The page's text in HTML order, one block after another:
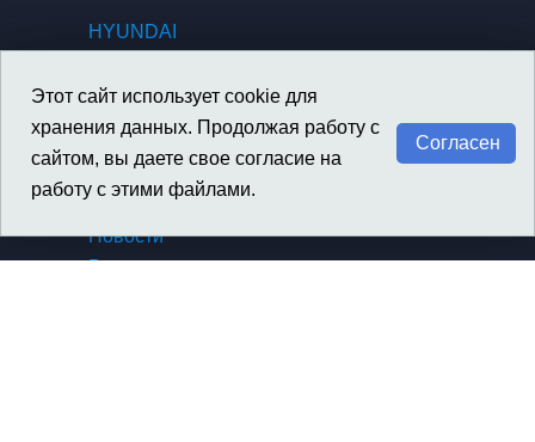
HYUNDAI
GENESIS
SSANGYONG / KGM
Материалы
Новости
Вакансии
Этот сайт использует cookie для
хранения данных. Продолжая работу с
сайтом, вы даете свое согласие на
работу с этими файлами.
Согласен